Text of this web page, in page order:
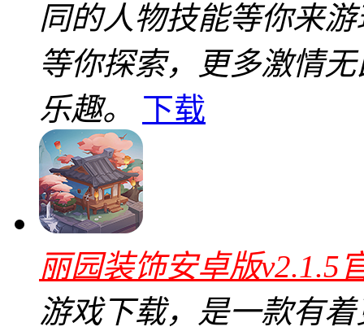
同的人物技能等你来
等你探索，更多激情
乐趣。
下载
丽园装饰安卓版v2.1.5
游戏下载，是一款有